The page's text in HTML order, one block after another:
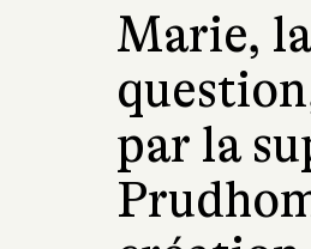
Marie,
par la